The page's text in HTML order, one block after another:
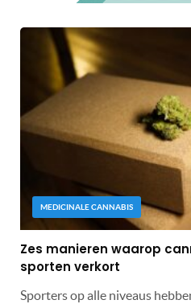
MEDICINALE CANNABIS
Zes manieren waarop
sporten verkort
Sporters op alle niveaus